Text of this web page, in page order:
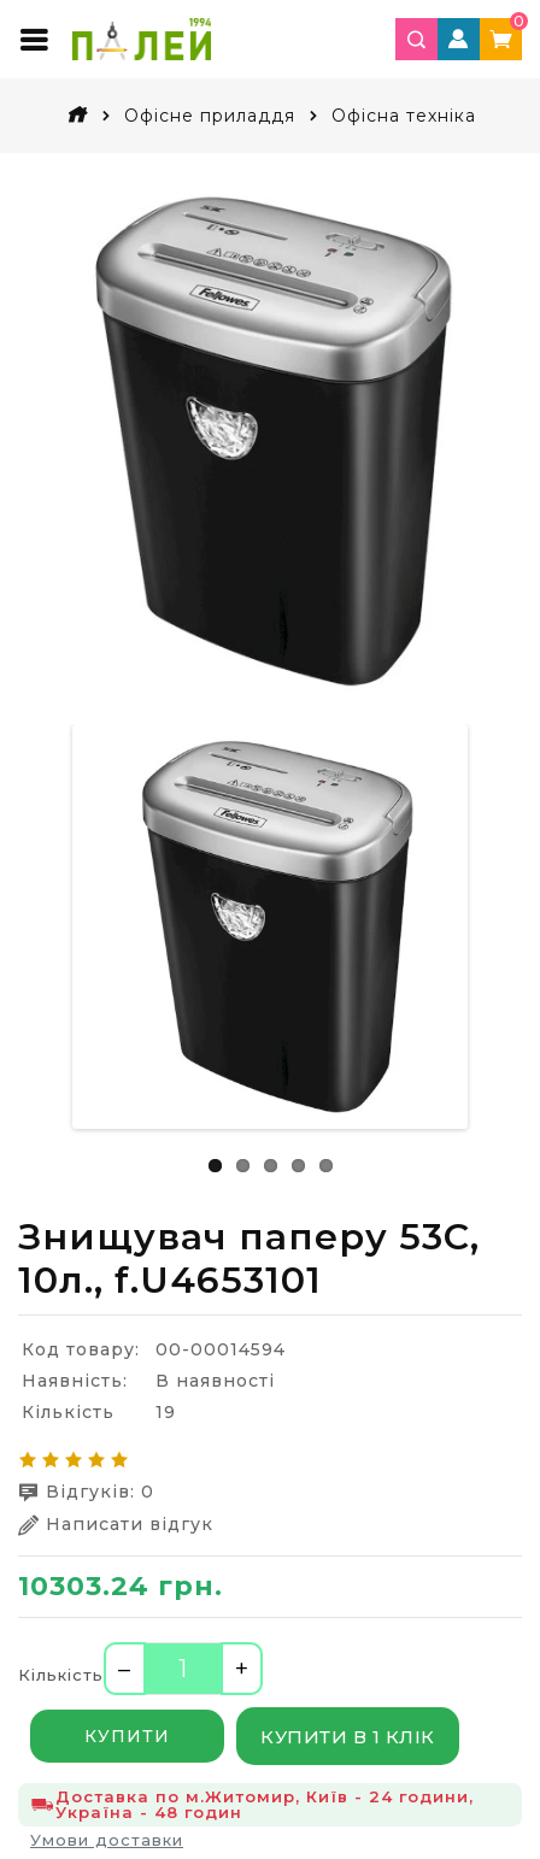
0
Офісне приладдя Офісна техніка
Знищувач паперу 53C,
10л., f.U4653101
Код товару:
00-00014594
Наявність:
В наявності
Кількість
19
Відгуків: 0
Написати відгук
10303.24 грн.
Кількість – +
КУПИТИ КУПИТИ В 1 КЛІК
Доставка по м.Житомир, Київ - 24 години,
Україна - 48 годин
Умови доставки